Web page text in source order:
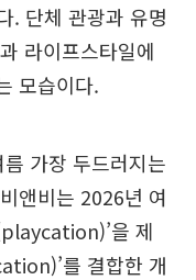
. 단체 관광과 유명
라이프스타일에
모습이다.
가장 두드러지는
앤비는 2026년 여
을 제
를 결합한 개